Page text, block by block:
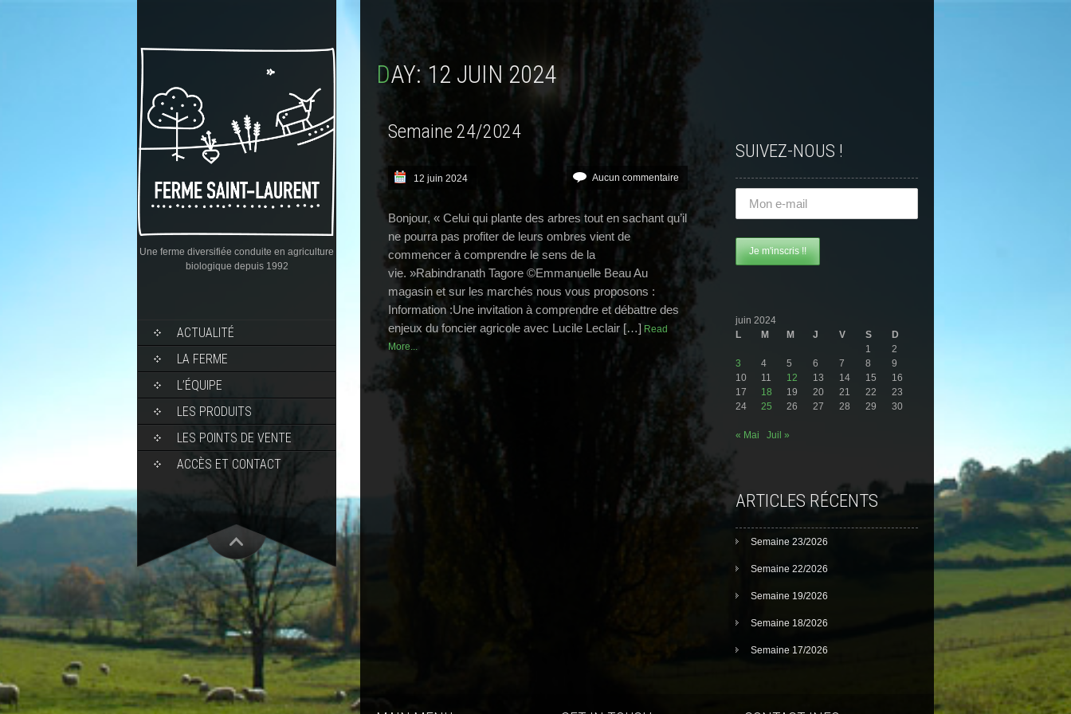
Une ferme diversifiée conduite en agriculture
biologique depuis 1992
ACTUALITÉ
LA FERME
L’ÉQUIPE
LES PRODUITS
LES POINTS DE VENTE
ACCÈS ET CONTACT
DAY:12 JUIN 2024
Semaine 24/2024
12 juin 2024 Aucun commentaire
Bonjour, « Celui qui plante des arbres tout en sachant qu’il
ne pourra pas profiter de leurs ombres vient de
commencer à comprendre le sens de la
vie. »Rabindranath Tagore ©Emmanuelle Beau Au
magasin et sur les marchés nous vous proposons :
Information :Une invitation à comprendre et débattre des
enjeux du foncier agricole avec Lucile Leclair […] Read
More...
SUIVEZ-NOUS !
juin 2024
L
M M J V S
D
1
2
3
4 5 6 7 8
9
10
11 12 13 14 15
16
17
18 19 20 21 22
23
24
25 26 27 28 29 30
« Mai Juil »
ARTICLES RÉCENTS
Semaine 23/2026
Semaine 22/2026
Semaine 19/2026
Semaine 18/2026
Semaine 17/2026